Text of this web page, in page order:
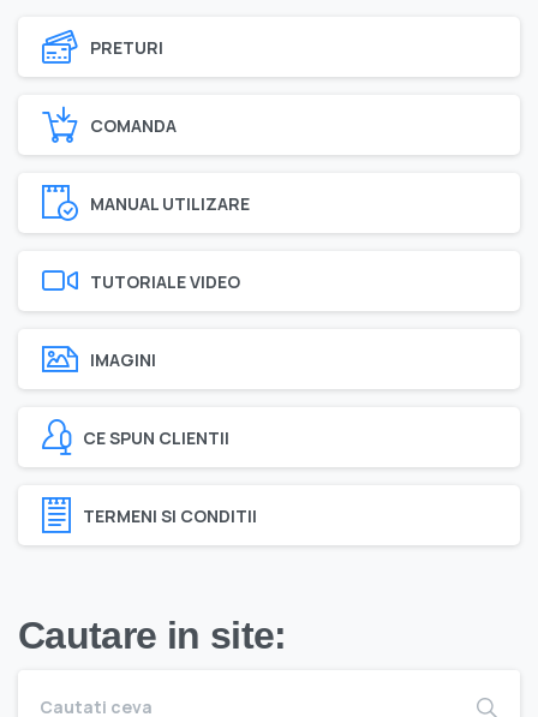
PRETURI
COMANDA
MANUAL UTILIZARE
TUTORIALE VIDEO
IMAGINI
CE SPUN CLIENTII
TERMENI SI CONDITII
Cautare in site: